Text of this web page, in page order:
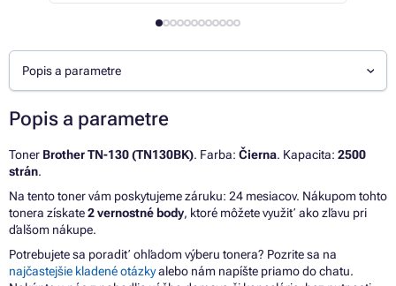
Popis a parametre
Popis a parametre
Toner Brother TN-130 (TN130BK). Farba: Čierna. Kapacita: 2500
strán.
Na tento toner vám poskytujeme záruku: 24 mesiacov. Nákupom tohto
tonera získate2 vernostné body, ktoré môžete využiť ako zľavu pri
ďalšom nákupe.
Potrebujete sa poradiť ohľadom výberu tonera? Pozrite sa na
najčastejšie kladené otázkyalebo nám napíšte priamo do chatu.